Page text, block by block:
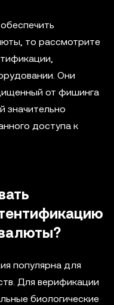
то рассмотрите
Они
от фишинга
значительно
доступа к
популярна для
Для верификации
биологические